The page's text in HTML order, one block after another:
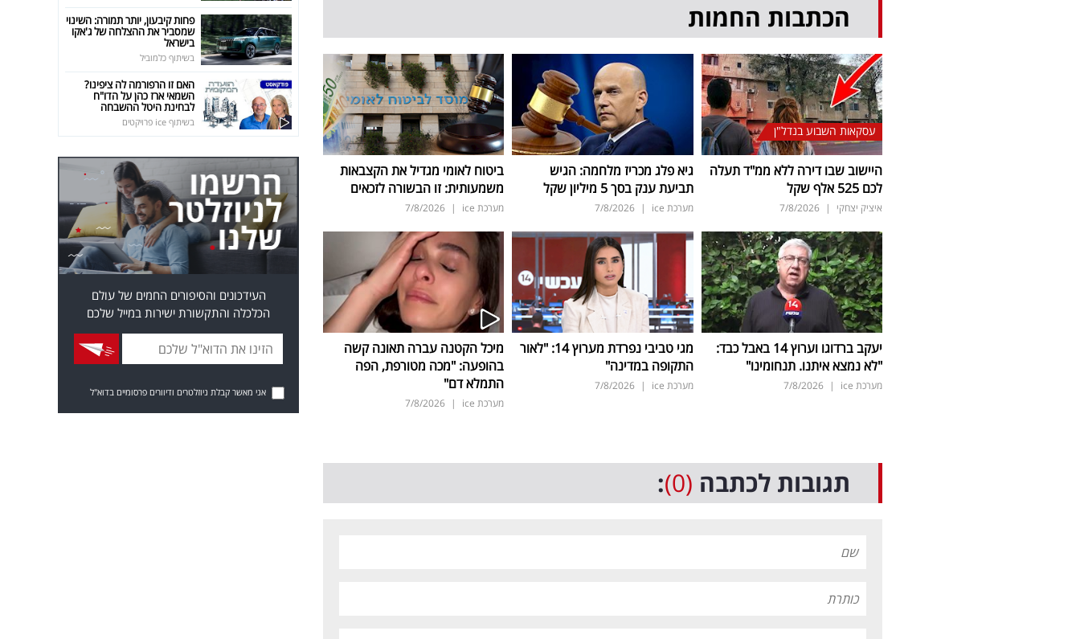
הכתבות החמות
עסקאות השבוע בנדל"ן
היישוב שבו דירה ללא ממ"ד תעלה
לכם 525 אלף שקל
איציק יצחקי |
7/8/2026
גיא פלג מכריז מלחמה: הגיש
תביעת ענק בסך 5 מיליון שקל
מערכת ice |
7/8/2026
ביטוח לאומי מגדיל את הקצבאות
משמעותית: זו הבשורה לזכאים
מערכת ice |
7/8/2026
יעקב ברדוגו וערוץ 14 באבל כבד:
"לא נמצא איתנו. תנחומינו"
מערכת ice |
7/8/2026
מגי טביבי נפרדת מערוץ 14: "לאור
התקופה במדינה"
מערכת ice |
7/8/2026
מיכל הקטנה עברה תאונה קשה
בהופעה: "מכה מטורפת, הפה
התמלא דם"
מערכת ice |
7/8/2026
תגובות לכתבה (0)
:
פחות קיבעון, יותר תמורה: השינוי
שמסביר את ההצלחה של ג'אקו
בישראל
בשיתוף כלמוביל
האם זו הרפורמה לה ציפינו?
השמאי ארז כהן על הדו"ח
לבחינת היטל ההשבחה
בשיתוף ice פרויקטים
העידכונים והסיפורים החמים של עולם
הכלכלה והתקשורת ישירות במייל שלכם
אני מאשר קבלת ניוזלטרים ודיוורים פרסומיים בדוא"ל